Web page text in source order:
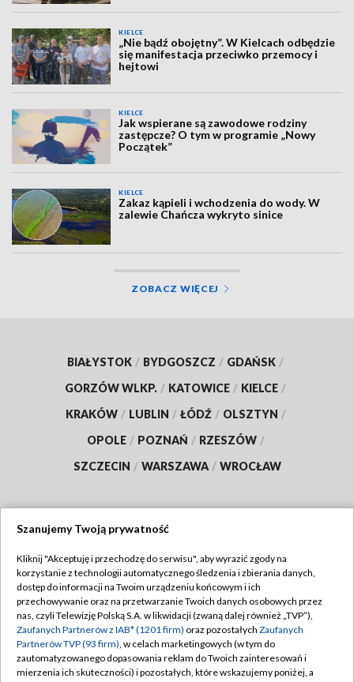
KIELCE
„Nie bądź obojętny”. W Kielcach odbędzie
się manifestacja przeciwko przemocy i
hejtowi
KIELCE
Jak wspierane są zawodowe rodziny
zastępcze? O tym w programie „Nowy
Początek”
KIELCE
Zakaz kąpieli i wchodzenia do wody. W
zalewie Chańcza wykryto sinice
ZOBACZ WIĘCEJ
BIAŁYSTOK / BYDGOSZCZ / GDAŃSK /
GORZÓW WLKP. / KATOWICE / KIELCE /
KRAKÓW / LUBLIN / ŁÓDŹ / OLSZTYN /
OPOLE / POZNAŃ / RZESZÓW /
SZCZECIN / WARSZAWA / WROCŁAW
TVP
Abonament TVP
Emisja w TVP
Centrum informacji TVP
Naziemna Telewizja Cyfrowa
Regulamin TVP
Polityka prywatności
Moje zgody
Szanujemy Twoją prywatność
Kliknij "Akceptuję i przechodzę do serwisu", aby wyrazić zgody na
korzystanie z technologii automatycznego śledzenia i zbierania danych,
dostęp do informacji na Twoim urządzeniu końcowym i ich
przechowywanie oraz na przetwarzanie Twoich danych osobowych przez
nas, czyli Telewizję Polską S.A. w likwidacji (zwaną dalej również „TVP”),
Zaufanych Partnerów z IAB* (1201 firm) oraz pozostałych Zaufanych
Partnerów TVP (93 firm), w celach marketingowych (w tym do
zautomatyzowanego dopasowania reklam do Twoich zainteresowań i
mierzenia ich skuteczności) i pozostałych, które wskazujemy poniżej, a